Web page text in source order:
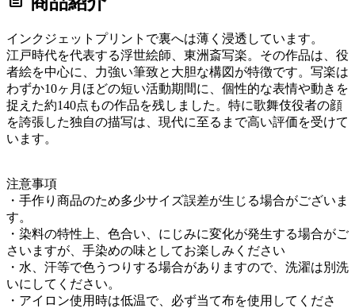
インクジェットプリントで裏へは薄く浸透しています。
江戸時代を代表する浮世絵師、東洲斎写楽。その作品は、役
者絵を中心に、力強い筆致と大胆な構図が特徴です。写楽は
わずか10ヶ月ほどの短い活動期間に、個性的な表情や動きを
捉えた約140点もの作品を残しました。特に歌舞伎役者の顔
を誇張した独自の描写は、現代に至るまで高い評価を受けて
います。
注意事項
・手作り商品のため多少サイズ誤差が生じる場合がございま
す。
・染料の特性上、色合い、にじみに変化が発生する場合がご
さいますが、手染めの味としてお楽しみください
・水、汗等で色うつりする場合がありますので、洗濯は別洗
いにしてください。
・アイロン使用時は低温で、必ず当て布を使用してくださ